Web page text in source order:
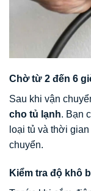
Chờ từ 2 đến 6
Sau khi vận
cho tủ lạnh. Bạn
loại tủ và thời
chuyển.
Kiểm tra độ khô